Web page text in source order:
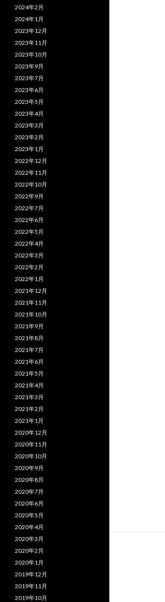
2024年2月
2024年1月
2023年12月
2023年11月
2023年10月
2023年9月
2023年7月
2023年6月
2023年5月
2023年4月
2023年3月
2023年2月
2023年1月
2022年12月
2022年11月
2022年10月
2022年9月
2022年7月
2022年6月
2022年5月
2022年4月
2022年3月
2022年2月
2022年1月
2021年12月
2021年11月
2021年10月
2021年9月
2021年8月
2021年7月
2021年6月
2021年5月
2021年4月
2021年3月
2021年2月
2021年1月
2020年12月
2020年11月
2020年10月
2020年9月
2020年8月
2020年7月
2020年6月
2020年5月
2020年4月
2020年3月
2020年2月
2020年1月
2019年12月
2019年11月
2019年10月